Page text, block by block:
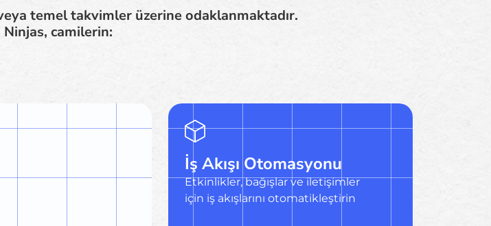
temel takvimler üzerine odaklanmaktadır.
camilerin:
İş Akışı Otomasyonu
Etkinlikler, bağışlar ve iletişimler
için iş akışlarını otomatikleştirin